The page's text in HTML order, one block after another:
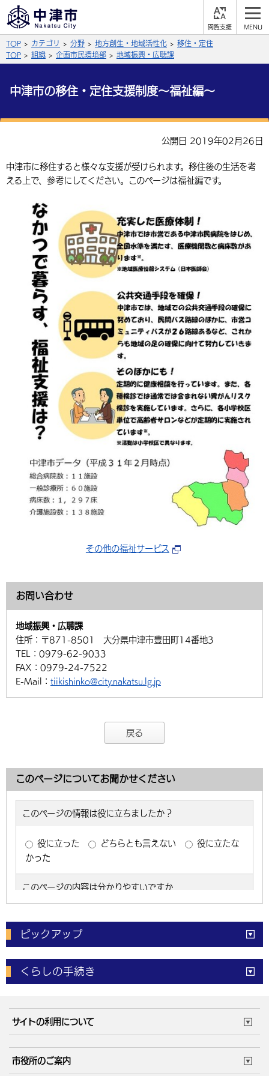
覧
支
やさしい日本語
ふりがなをつける
背景色
文字の大きさ
拡大 標準 縮小
言語を選択
英語（English）
中国語（繁体字） 韓国語（한국어）
組織案内
サイト内検索
くらしの情報
届出・登録・証明
福祉・介護 健康・予防
住宅・インフラ
環境・衛生
外国人の方向け情報
事業者の方へ
入札・契約 産業・雇用
農林水産業 税金
都市整備
子育て・教育
施設情報 子どもを預ける
手当・助成
相談・支援・情報 計画・施策
観光・移住
観光なび
遊ぶ・体験する グルメ・食べる
買う・おみやげ 四季のイベント・祭り
移住・定住
市政情報
中津市について 市役所の紹介
地方創生・地域活性化 広報・広聴
行政・計画
TOP カテゴリ 分野 地方創生・地域活性化
移住・定住
TOP
組織 企画市民環境部 地域振興・広聴課
中津市の移住・定住支援制度～福祉編～
公開日 2019年02月26日
中津市に移住すると様々な支援が受けられます。移住後の生活を考
える上で、参考にしてください。このページは福祉編です。
その他の福祉サービス
お問い合わせ
地域振興・広聴課
住所： 〒871-8501 大分県中津市豊田町14番地3
TEL： 0979-62-9033
FAX： 0979-24-7522
E-Mail： tiikishinko@city.nakatsu.lg.jp
戻る
このページについてお聞かせください
ピックアップ
電子申請 窓口の混雑状況
体育施設予約状況 ご意見・ご要望
くらしの手続き
成人・仕事
住まい・引越 ごみ・環境
サイトの利用について
市役所のご案内